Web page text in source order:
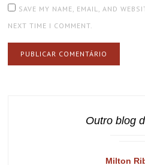
SAVE MY NAME, EMAIL, AND
NEXT TIME I COMMENT.
Outro blog
Milton